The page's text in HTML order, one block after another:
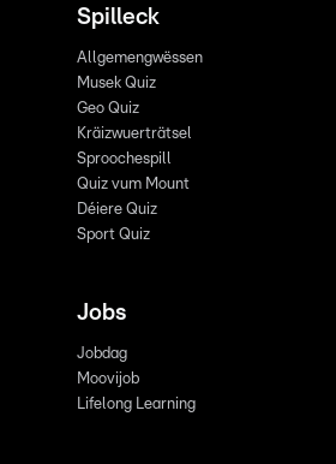
Spilleck
Allgemengwëssen
Musek Quiz
Geo Quiz
Kräizwuerträtsel
Sproochespill
Quiz vum Mount
Déiere Quiz
Sport Quiz
Jobs
Jobdag
Moovijob
Lifelong Learning